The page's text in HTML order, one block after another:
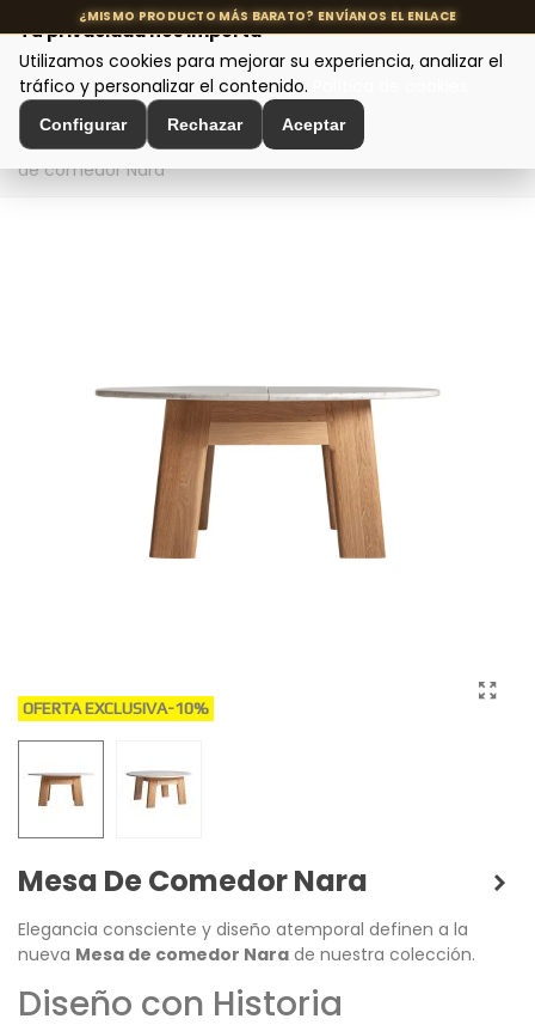
MENÚ
Inicio > Mesas de diseño > Mesas de comedor
de comedor Nara
OFERTA EXCLUSIVA-10%
Mesa De Comedor Nara
Elegancia consciente y diseño atemporal definen a la
nueva Mesa de comedor Nara de nuestra colección.
Diseño con Historia
Tu privacidad nos importa
Utilizamos cookies para mejorar su experiencia, analizar el
tráfico y personalizar el contenido.
Configurar Rechazar Aceptar